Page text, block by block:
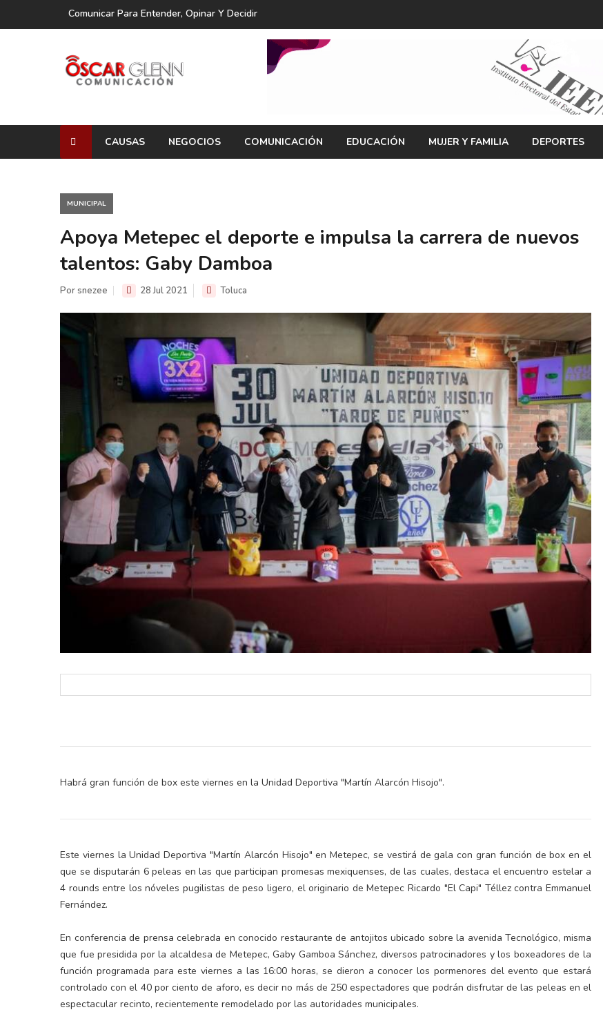
Comunicar Para Entender, Opinar Y Decidir
CAUSAS NEGOCIOS COMUNICACIÓN EDUCACIÓN MUJER Y FAMILIA DEPORTES
MUNICIPAL
Apoya Metepec el deporte e impulsa la carrera de nuevos
talentos: Gaby Damboa
Por snezee 28 Jul 2021 Toluca
Habrá gran función de box este viernes en la Unidad Deportiva "Martín Alarcón Hisojo".
Este viernes la Unidad Deportiva "Martín Alarcón Hisojo" en Metepec, se vestirá de gala con gran función de box en el
que se disputarán 6 peleas en las que participan promesas mexiquenses, de las cuales, destaca el encuentro estelar a
4 rounds entre los nóveles pugilistas de peso ligero, el originario de Metepec Ricardo "El Capi" Téllez contra Emmanuel
Fernández.
En conferencia de prensa celebrada en conocido restaurante de antojitos ubicado sobre la avenida Tecnológico, misma
que fue presidida por la alcaldesa de Metepec, Gaby Gamboa Sánchez, diversos patrocinadores y los boxeadores de la
función programada para este viernes a las 16:00 horas, se dieron a conocer los pormenores del evento que estará
controlado con el 40 por ciento de aforo, es decir no más de 250 espectadores que podrán disfrutar de las peleas en el
espectacular recinto, recientemente remodelado por las autoridades municipales.
en el ejercicio de sus
electorales
Y salió la propuesta de Reforma Electoral de
la Presidenta Sheinbaum
Informa el gobierno federal cómo fue el
operativo de captura de "El Mencho" y sus
reacciones en Jalisco